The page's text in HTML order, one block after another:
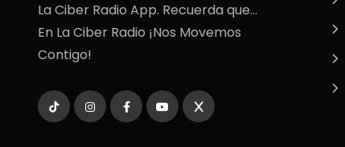
La Ciber Radio App. Recuerda que...
En La Ciber Radio ¡Nos Movemos
Contigo!